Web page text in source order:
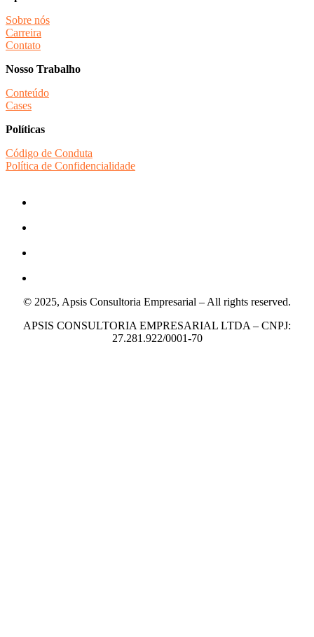
Sobre nós
Carreira
Contato
Nosso Trabalho
Conteúdo
Cases
Políticas
Código de Conduta
Política de Confidencialidade
© 2025, Apsis Consultoria Empresarial – All rights reserved.
APSIS CONSULTORIA EMPRESARIAL LTDA – CNPJ:
27.281.922/0001-70